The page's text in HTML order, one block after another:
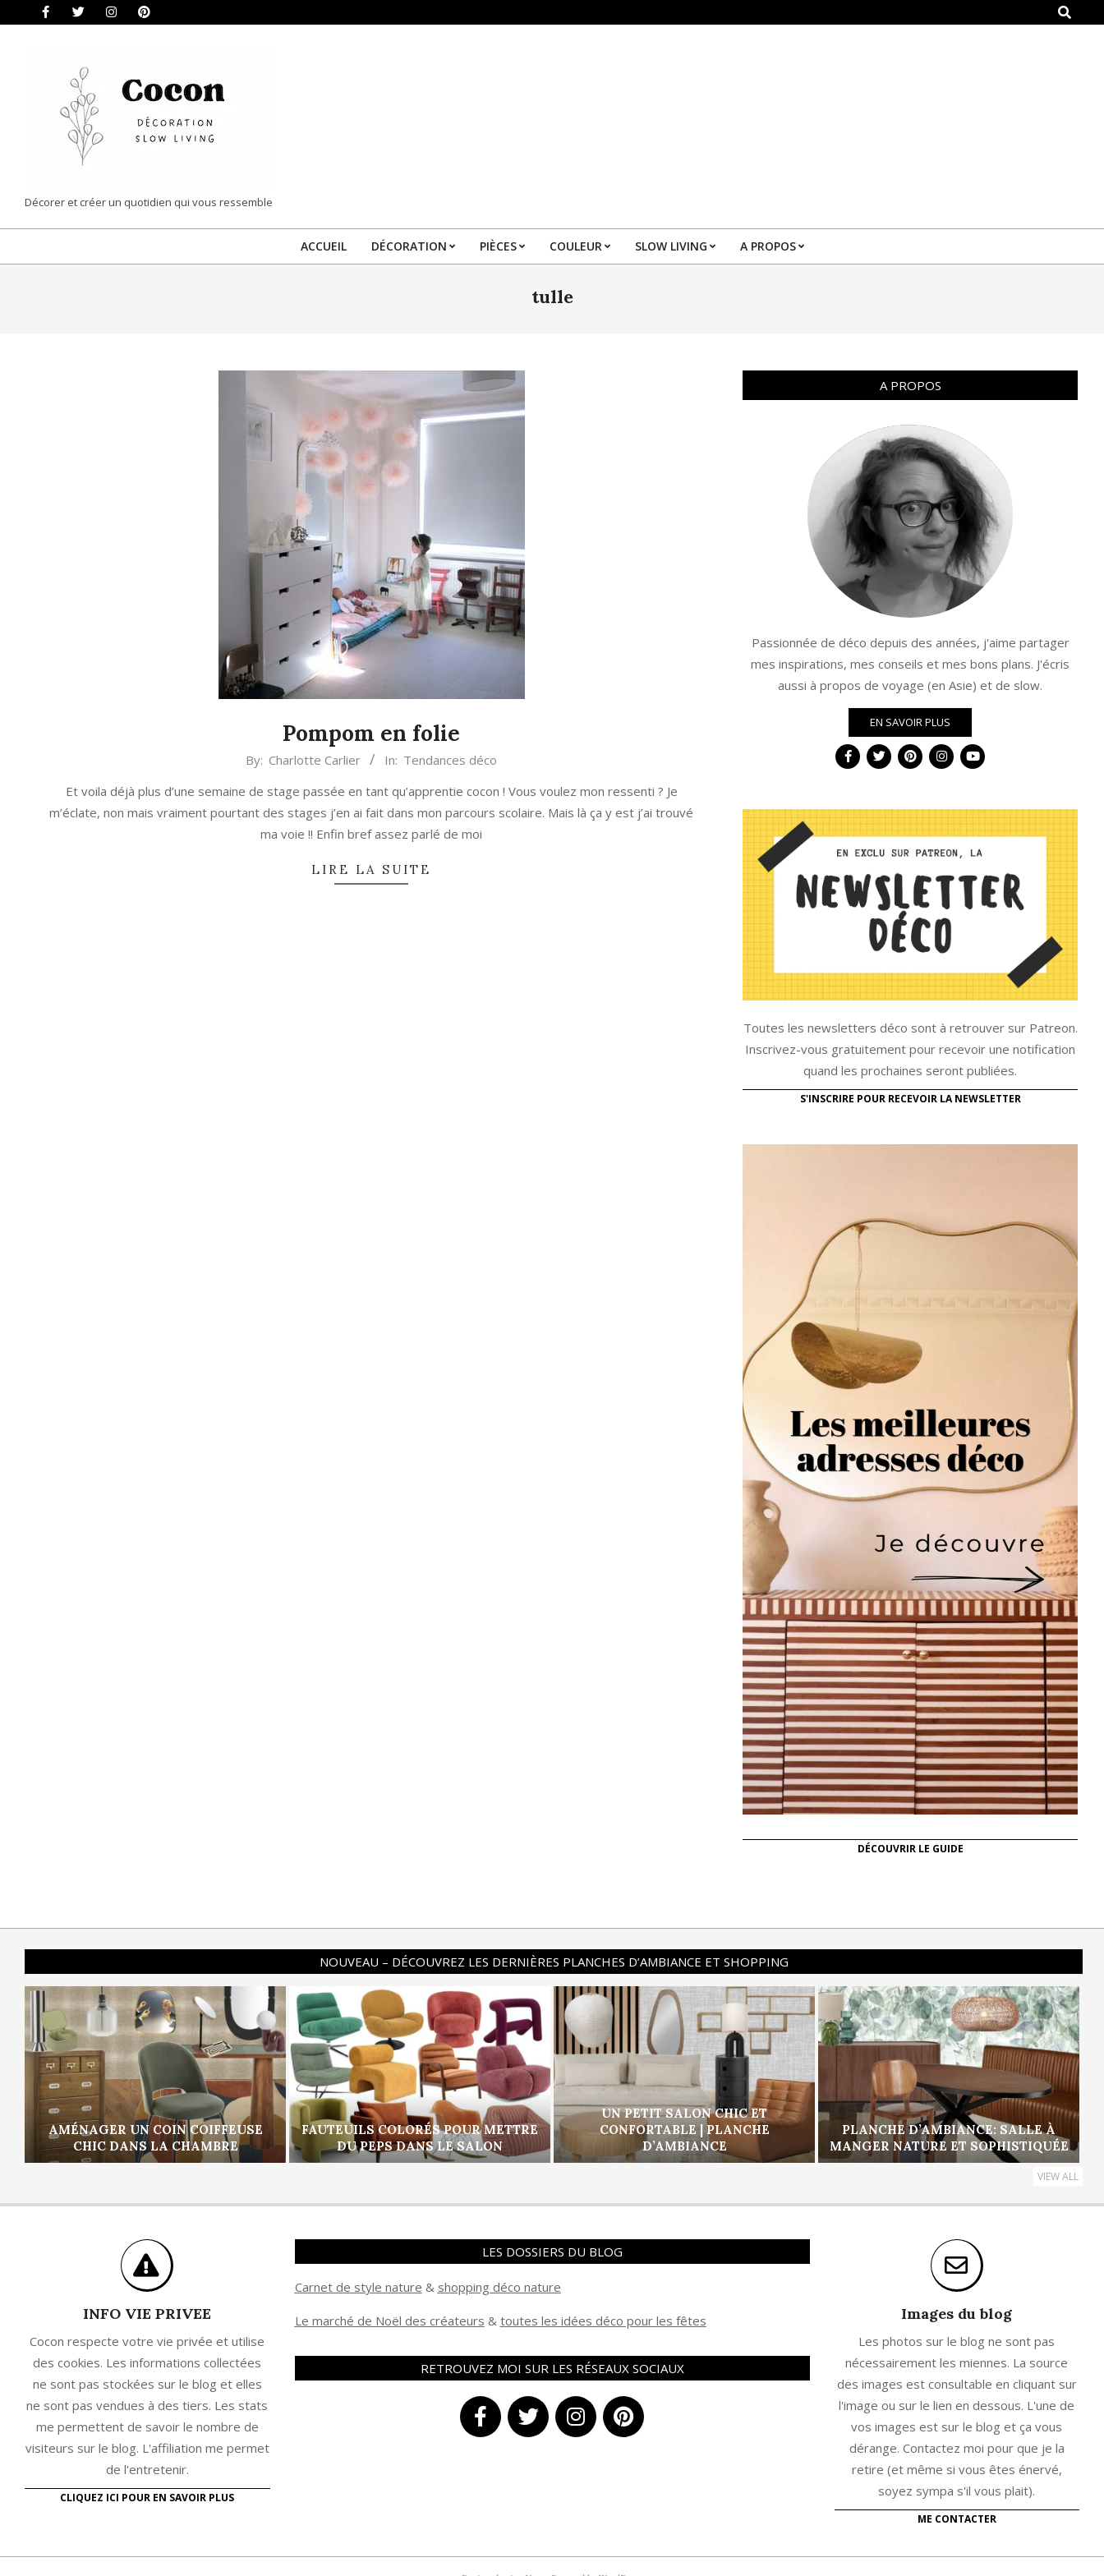
Search
COCON
|
DÉCORATION
Décorer et créer un quotidien qui vous ressemble
Primary
Menu
ACCUEIL DÉCORATION PIÈCES COULEUR SLOW LIVING A PROPOS
tulle
Pompom en folie
By: Charlotte Carlier In: Tendances déco
Et voila déjà plus d’une semaine de stage passée en tant qu’apprentie cocon ! Vous voulez mon ressenti ? Je
m’éclate, non mais vraiment pourtant des stages j’en ai fait dans mon parcours scolaire. Mais là ça y est j’ai trouvé
ma voie !! Enfin bref assez parlé de moi
LIRE LA SUITE
A PROPOS
Passionnée de déco depuis des années, j'aime partager
mes inspirations, mes conseils et mes bons plans. J'écris
aussi à propos de voyage (en Asie) et de slow.
EN SAVOIR PLUS
Toutes les newsletters déco sont à retrouver sur Patreon.
Inscrivez-vous gratuitement pour recevoir une notification
quand les prochaines seront publiées.
S'INSCRIRE POUR RECEVOIR LA NEWSLETTER
DÉCOUVRIR LE GUIDE
NOUVEAU – DÉCOUVREZ LES DERNIÈRES PLANCHES D’AMBIANCE ET SHOPPING
AMÉNAGER UN COIN COIFFEUSE
CHIC DANS LA CHAMBRE
FAUTEUILS COLORÉS POUR METTRE
DU PEPS DANS LE SALON
UN PETIT SALON CHIC ET
CONFORTABLE | PLANCHE
D’AMBIANCE
PLANCHE D’AMBIANCE: SALLE À
MANGER NATURE ET SOPHISTIQUÉE
VIEW ALL
INFO VIE PRIVEE
Cocon respecte votre vie privée et utilise
des cookies. Les informations collectées
ne sont pas stockées sur le blog et elles
ne sont pas vendues à des tiers. Les stats
me permettent de savoir le nombre de
visiteurs sur le blog. L'affiliation me permet
de l'entretenir.
CLIQUEZ ICI POUR EN SAVOIR PLUS
LES DOSSIERS DU BLOG
Carnet de style nature & shopping déco nature
Le marché de Noël des créateurs & toutes les idées déco pour les fêtes
RETROUVEZ MOI SUR LES RÉSEAUX SOCIAUX
Images du blog
Les photos sur le blog ne sont pas
nécessairement les miennes. La source
des images est consultable en cliquant sur
l'image ou sur le lien en dessous. L'une de
vos images est sur le blog et ça vous
dérange. Contactez moi pour que je la
retire (et même si vous êtes énervé,
soyez sympa s'il vous plait).
ME CONTACTER